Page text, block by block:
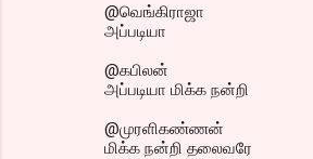
@வெங்கிராஜா
அப்படியா
@கபிலன்
அப்படியா மிக்க நன்றி
@முரளிகண்ணன்
மிக்க நன்றி தலைவரே